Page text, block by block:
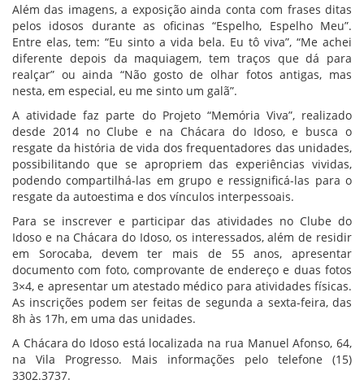
Além das imagens, a exposição ainda conta com frases ditas
pelos idosos durante as oficinas “Espelho, Espelho Meu”.
Entre elas, tem: “Eu sinto a vida bela. Eu tô viva”, “Me achei
diferente depois da maquiagem, tem traços que dá para
realçar” ou ainda “Não gosto de olhar fotos antigas, mas
nesta, em especial, eu me sinto um galã”.
A atividade faz parte do Projeto “Memória Viva”, realizado
desde 2014 no Clube e na Chácara do Idoso, e busca o
resgate da história de vida dos frequentadores das unidades,
possibilitando que se apropriem das experiências vividas,
podendo compartilhá-las em grupo e ressignificá-las para o
resgate da autoestima e dos vínculos interpessoais.
Para se inscrever e participar das atividades no Clube do
Idoso e na Chácara do Idoso, os interessados, além de residir
em Sorocaba, devem ter mais de 55 anos, apresentar
documento com foto, comprovante de endereço e duas fotos
3×4, e apresentar um atestado médico para atividades físicas.
As inscrições podem ser feitas de segunda a sexta-feira, das
8h às 17h, em uma das unidades.
A Chácara do Idoso está localizada na rua Manuel Afonso, 64,
na Vila Progresso. Mais informações pelo telefone (15)
3302.3737.